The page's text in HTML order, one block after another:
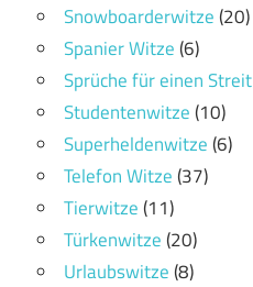
Snowboarderwitze(20)
Spanier Witze(6)
Sprüche für einen Streit
Studentenwitze(10)
Superheldenwitze(6)
Telefon Witze(37)
Tierwitze(11)
Türkenwitze(20)
Urlaubswitze(8)